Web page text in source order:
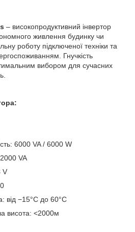
– високопродуктивний інвертор
живлення будинку чи
роботу підключеної техніки та
Гнучкість
вибором для сучасних
6000 VA / 6000 W
VA
V
від −15°C до 60°C
висота: <2000м